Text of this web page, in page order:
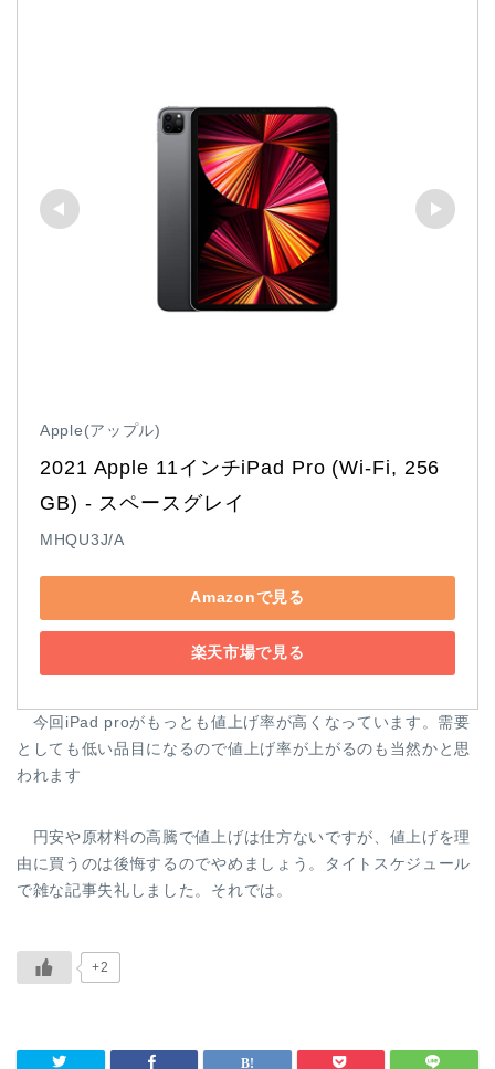
Apple(アップル)
2021 Apple 11インチiPad Pro (Wi-Fi, 256
GB) - スペースグレイ
MHQU3J/A
Amazonで見る
楽天市場で見る
今回iPad proがもっとも値上げ率が高くなっています。需要
としても低い品目になるので値上げ率が上がるのも当然かと思
われます
円安や原材料の高騰で値上げは仕方ないですが、値上げを理
由に買うのは後悔するのでやめましょう。タイトスケジュール
で雑な記事失礼しました。それでは。
+2